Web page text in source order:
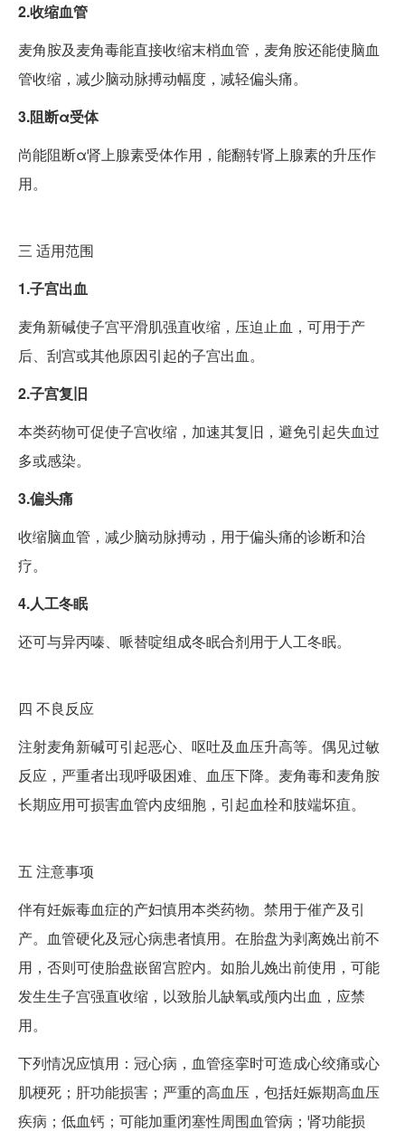
2.收缩血管
麦角胺及麦角毒能直接收缩末梢血管，麦角胺还能使脑血
管收缩，减少脑动脉搏动幅度，减轻偏头痛。
3.阻断α受体
尚能阻断α肾上腺素受体作用，能翻转肾上腺素的升压作
用。
三 适用范围
1.子宫出血
麦角新碱使子宫平滑肌强直收缩，压迫止血，可用于产
后、刮宫或其他原因引起的子宫出血。
2.子宫复旧
本类药物可促使子宫收缩，加速其复旧，避免引起失血过
多或感染。
3.偏头痛
收缩脑血管，减少脑动脉搏动，用于偏头痛的诊断和治
疗。
4.人工冬眠
还可与异丙嗪、哌替啶组成冬眠合剂用于人工冬眠。
四 不良反应
注射麦角新碱可引起恶心、呕吐及血压升高等。偶见过敏
反应，严重者出现呼吸困难、血压下降。麦角毒和麦角胺
长期应用可损害血管内皮细胞，引起血栓和肢端坏疽。
五 注意事项
伴有妊娠毒血症的产妇慎用本类药物。禁用于催产及引
产。血管硬化及冠心病患者慎用。在胎盘为剥离娩出前不
用，否则可使胎盘嵌留宫腔内。如胎儿娩出前使用，可能
发生生子宫强直收缩，以致胎儿缺氧或颅内出血，应禁
用。
下列情况应慎用：冠心病，血管痉挛时可造成心绞痛或心
肌梗死；肝功能损害；严重的高血压，包括妊娠期高血压
疾病；低血钙；可能加重闭塞性周围血管病；肾功能损